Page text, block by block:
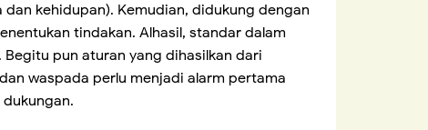
kehidupan). Kemudian, didukung dengan
tindakan. Alhasil, standar dalam
pun aturan yang dihasilkan dari
waspada perlu menjadi alarm pertama